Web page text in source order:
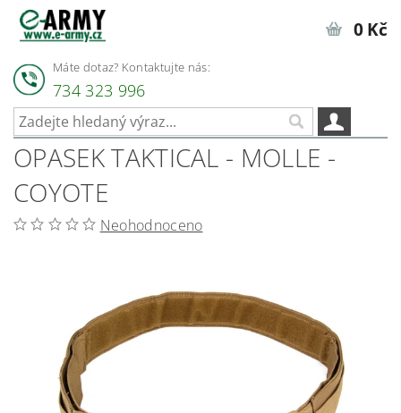
Máte dotaz? Kontaktujte nás:
734 323 996
0 Kč
OPASEK TAKTICAL - MOLLE -
COYOTE
Neohodnoceno